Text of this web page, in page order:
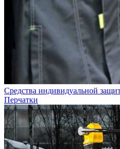
Средства индивидуальной
Перчатки